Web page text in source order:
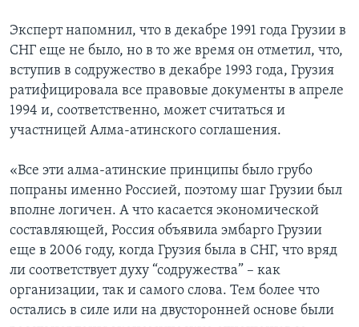
Эксперт напомнил, что в декабре 1991 года Грузии в
СНГ еще не было, но в то же время он отметил, что,
вступив в содружество в декабре 1993 года, Грузия
ратифицировала все правовые документы в апреле
1994 и, соответственно, может считаться и
участницей Алма-атинского соглашения.
«Все эти алма-атинские принципы было грубо
попраны именно Россией, поэтому шаг Грузии был
вполне логичен. А что касается экономической
составляющей, Россия объявила эмбарго Грузии
еще в 2006 году, когда Грузия была в СНГ, что вряд
ли соответствует духу “содружества” – как
организации, так и самого слова. Тем более что
остались в силе или на двусторонней основе были